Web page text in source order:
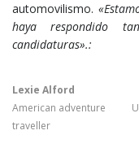
automovilismo.
haya respondido
candidaturas».:
Lexie Alford
American adventure
traveller